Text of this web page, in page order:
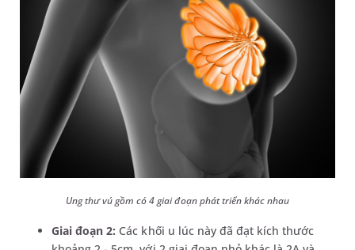
Ung thư vú gồm có 4 giai đoạn phát triển khác nhau
Giai đoạn 2: Các khối u lúc này đã đạt kích thước